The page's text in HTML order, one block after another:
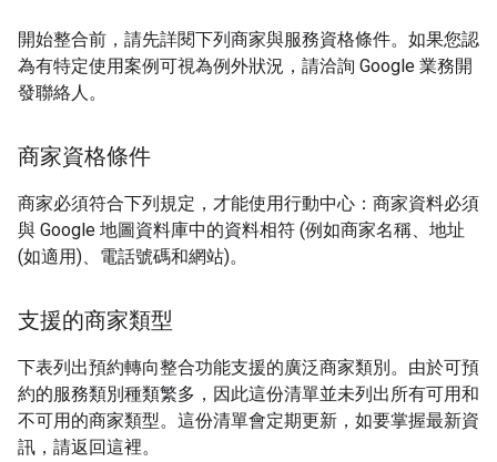
開始整合前，請先詳閱下列商家與服務資格條件。如果您認
為有特定使用案例可視為例外狀況，請洽詢 Google 業務開
發聯絡人。
商家資格條件
商家必須符合下列規定，才能使用行動中心：商家資料必須
與 Google 地圖資料庫中的資料相符 (例如商家名稱、地址
(如適用)、電話號碼和網站)。
支援的商家類型
下表列出預約轉向整合功能支援的廣泛商家類別。由於可預
約的服務類別種類繁多，因此這份清單並未列出所有可用和
不可用的商家類型。這份清單會定期更新，如要掌握最新資
訊，請返回這裡。